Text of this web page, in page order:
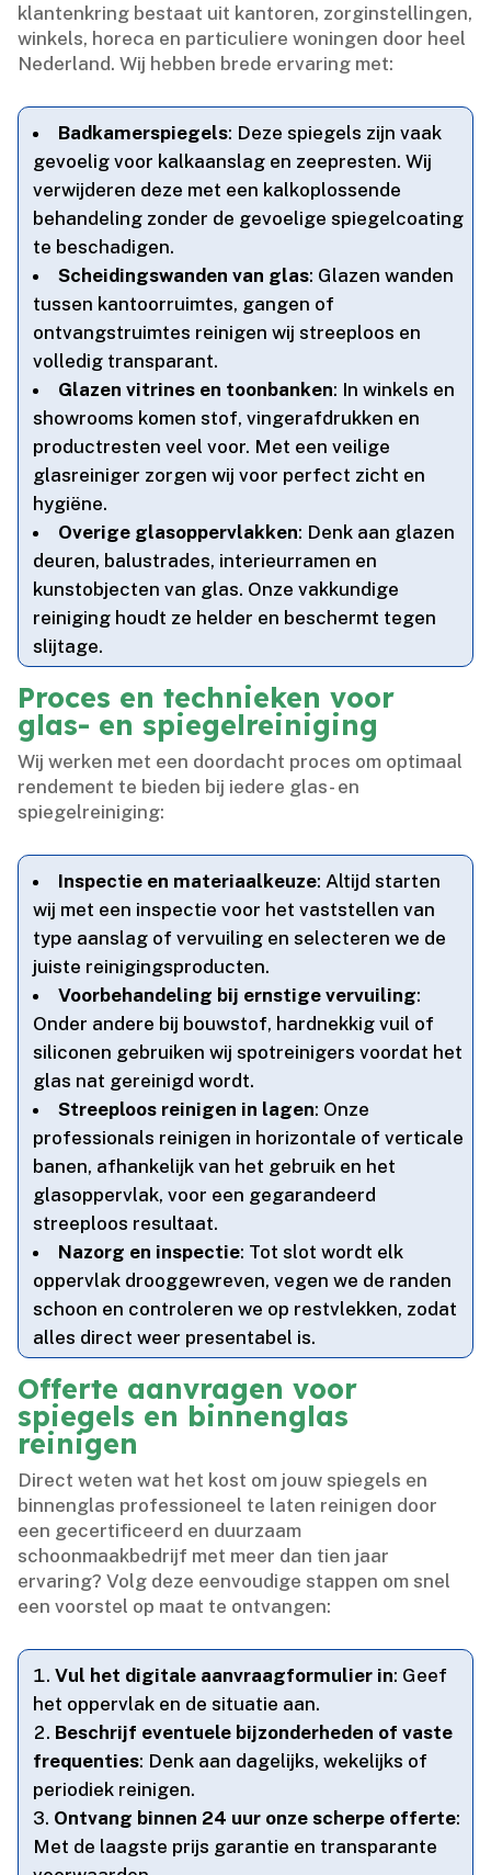
klantenkring bestaat uit kantoren, zorginstellingen,
winkels, horeca en particuliere woningen door heel
Nederland.​ Wij hebben brede ervaring met:
Badkamerspiegels: Deze spiegels zijn vaak
gevoelig voor kalkaanslag en zeepresten.​ Wij
verwijderen deze met een kalkoplossende
behandeling zonder de gevoelige spiegelcoating
te beschadigen.​
Scheidingswanden van glas: Glazen wanden
tussen kantoorruimtes, gangen of
ontvangstruimtes reinigen wij streeploos en
volledig transparant.​
Glazen vitrines en toonbanken: In winkels en
showrooms komen stof, vingerafdrukken en
productresten veel voor.​ Met een veilige
glasreiniger zorgen wij voor perfect zicht en
hygiëne.​
Overige glasoppervlakken: Denk aan glazen
deuren, balustrades, interieurramen en
kunstobjecten van glas.​ Onze vakkundige
reiniging houdt ze helder en beschermt tegen
slijtage.​
Proces en technieken voor
glas- en spiegelreiniging
Wij werken met een doordacht proces om optimaal
rendement te bieden bij iedere glas- en
spiegelreiniging:
Inspectie en materiaalkeuze: Altijd starten
wij met een inspectie voor het vaststellen van
type aanslag of vervuiling en selecteren we de
juiste reinigingsproducten.​
Voorbehandeling bij ernstige vervuiling:
Onder andere bij bouwstof, hardnekkig vuil of
siliconen gebruiken wij spotreinigers voordat het
glas nat gereinigd wordt.​
Streeploos reinigen in lagen: Onze
professionals reinigen in horizontale of verticale
banen, afhankelijk van het gebruik en het
glasoppervlak, voor een gegarandeerd
streeploos resultaat.​
Nazorg en inspectie: Tot slot wordt elk
oppervlak drooggewreven, vegen we de randen
schoon en controleren we op restvlekken, zodat
alles direct weer presentabel is.​
Offerte aanvragen voor
spiegels en binnenglas
reinigen
Direct weten wat het kost om jouw spiegels en
binnenglas professioneel te laten reinigen door
een gecertificeerd en duurzaam
schoonmaakbedrijf met meer dan tien jaar
ervaring? Volg deze eenvoudige stappen om snel
een voorstel op maat te ontvangen:
Vul het digitale aanvraagformulier in: Geef
het oppervlak en de situatie aan.​
Beschrijf eventuele bijzonderheden of vaste
frequenties: Denk aan dagelijks, wekelijks of
periodiek reinigen.​
Ontvang binnen 24 uur onze scherpe offerte:
Met de laagste prijs garantie en transparante